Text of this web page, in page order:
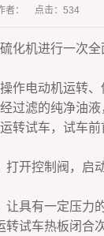
者： 点击： 534
化机进行一次
作电动机运转
过滤的纯净油
试车，试车前
开控制阀，启
有一定压力的
车热板闭合次